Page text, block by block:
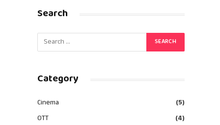
Search
Category
Cinema
(5)
OTT
(4)